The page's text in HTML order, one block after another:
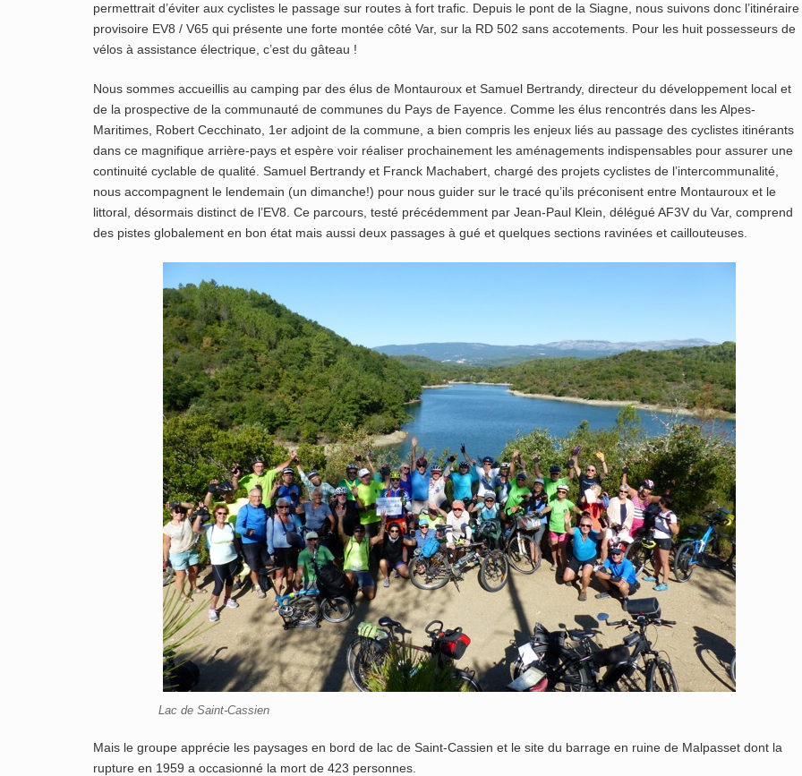
permettrait d’éviter aux cyclistes le passage sur routes à fort trafic. Depuis le pont de la Siagne, nous suivons donc l’itinéraire
provisoire EV8 / V65 qui présente une forte montée côté Var, sur la RD 502 sans accotements. Pour les huit possesseurs de
vélos à assistance électrique, c’est du gâteau !
Nous sommes accueillis au camping par des élus de Montauroux et Samuel Bertrandy, directeur du développement local et
de la prospective de la communauté de communes du Pays de Fayence. Comme les élus rencontrés dans les Alpes-
Maritimes, Robert Cecchinato, 1er adjoint de la commune, a bien compris les enjeux liés au passage des cyclistes itinérants
dans ce magnifique arrière-pays et espère voir réaliser prochainement les aménagements indispensables pour assurer une
continuité cyclable de qualité. Samuel Bertrandy et Franck Machabert, chargé des projets cyclistes de l’intercommunalité,
nous accompagnent le lendemain (un dimanche!) pour nous guider sur le tracé qu’ils préconisent entre Montauroux et le
littoral, désormais distinct de l’EV8. Ce parcours, testé précédemment par Jean-Paul Klein, délégué AF3V du Var, comprend
des pistes globalement en bon état mais aussi deux passages à gué et quelques sections ravinées et caillouteuses.
Lac de Saint-Cassien
Mais le groupe apprécie les paysages en bord de lac de Saint-Cassien et le site du barrage en ruine de Malpasset dont la
rupture en 1959 a occasionné la mort de 423 personnes.